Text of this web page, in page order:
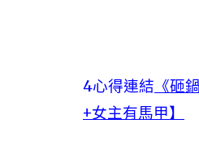
4心得連結 《砸
+女主有馬甲】